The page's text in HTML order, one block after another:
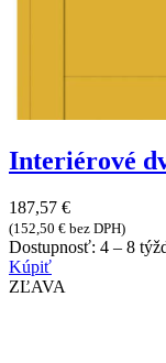
Interiérové
187,57 €
(152,50 € bez DPH)
Dostupnosť: 4 – 8
Kúpiť
ZĽAVA